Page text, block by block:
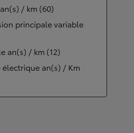
/ km (60)
principale variable
an(s) / km (12)
an(s) / Km